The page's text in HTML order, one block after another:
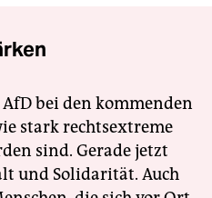
bei den kommenden
stark rechtsextreme
sind. Gerade jetzt
und Solidarität. Auch